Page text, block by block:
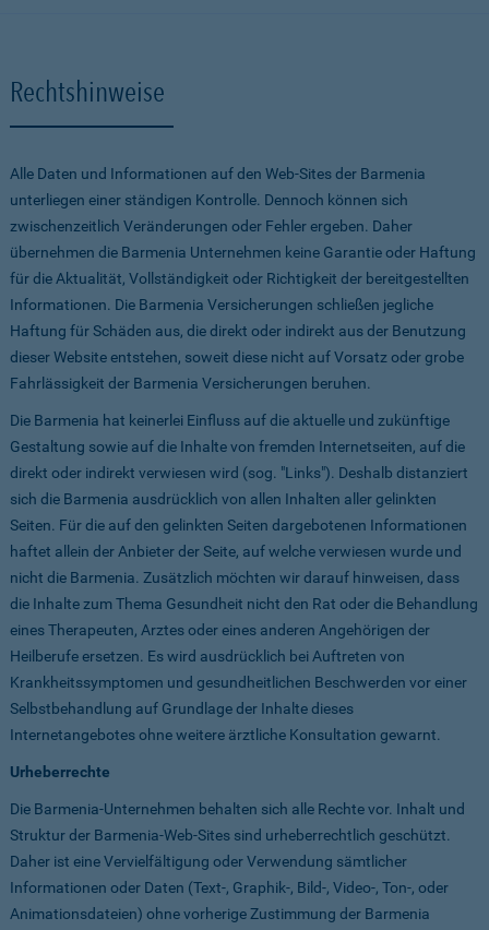
Rechtshinweise
Alle Daten und Informationen auf den Web-Sites der Barmenia
unterliegen einer ständigen Kontrolle. Dennoch können sich
zwischenzeitlich Veränderungen oder Fehler ergeben. Daher
übernehmen die Barmenia Unternehmen keine Garantie oder Haftung
für die Aktualität, Vollständigkeit oder Richtigkeit der bereitgestellten
Informationen. Die Barmenia Versicherungen schließen jegliche
Haftung für Schäden aus, die direkt oder indirekt aus der Benutzung
dieser Website entstehen, soweit diese nicht auf Vorsatz oder grobe
Fahrlässigkeit der Barmenia Versicherungen beruhen.
Die Barmenia hat keinerlei Einfluss auf die aktuelle und zukünftige
Gestaltung sowie auf die Inhalte von fremden Internetseiten, auf die
direkt oder indirekt verwiesen wird (sog. "Links"). Deshalb distanziert
sich die Barmenia ausdrücklich von allen Inhalten aller gelinkten
Seiten. Für die auf den gelinkten Seiten dargebotenen Informationen
haftet allein der Anbieter der Seite, auf welche verwiesen wurde und
nicht die Barmenia. Zusätzlich möchten wir darauf hinweisen, dass
die Inhalte zum Thema Gesundheit nicht den Rat oder die Behandlung
eines Therapeuten, Arztes oder eines anderen Angehörigen der
Heilberufe ersetzen. Es wird ausdrücklich bei Auftreten von
Krankheitssymptomen und gesundheitlichen Beschwerden vor einer
Selbstbehandlung auf Grundlage der Inhalte dieses
Internetangebotes ohne weitere ärztliche Konsultation gewarnt.
Urheberrechte
Die Barmenia-Unternehmen behalten sich alle Rechte vor. Inhalt und
Struktur der Barmenia-Web-Sites sind urheberrechtlich geschützt.
Daher ist eine Vervielfältigung oder Verwendung sämtlicher
Informationen oder Daten (Text-, Graphik-, Bild-, Video-, Ton-, oder
Animationsdateien) ohne vorherige Zustimmung der Barmenia